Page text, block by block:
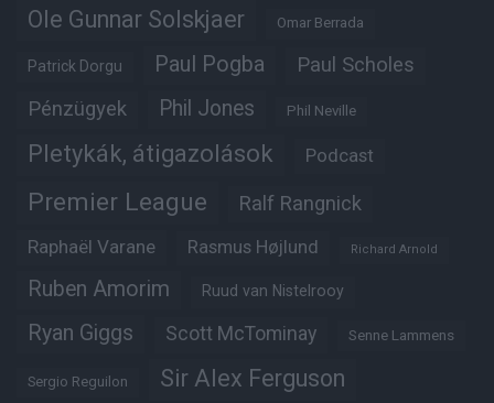
Ole Gunnar Solskjaer Omar Berrada
Patrick Dorgu Paul Pogba Paul Scholes
Pénzügyek Phil Jones Phil Neville
Pletykák, átigazolások Podcast
Premier League Ralf Rangnick
Raphaël Varane Rasmus Højlund Richard Arnold
Ruben Amorim Ruud van Nistelrooy
Ryan Giggs Scott McTominay Senne Lammens
Sergio Reguilon Sir Alex Ferguson